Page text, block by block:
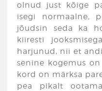
olnud just kõige
isegi normaalne,
jõudsin seda ka
kiiresti
harjunud, nii et
senine kogemus
kord on märksa
pea pikalt